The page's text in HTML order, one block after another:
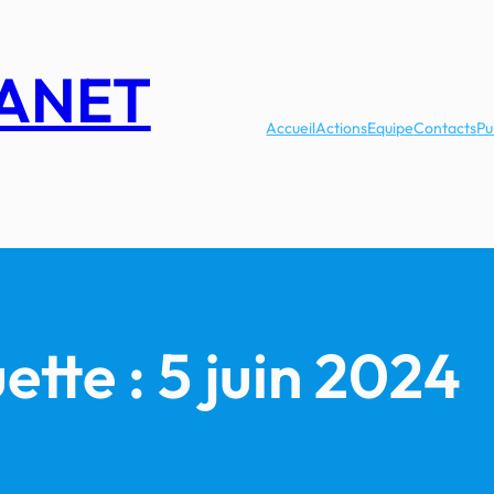
AccueilActionsEquipeContacts
: 5 juin 2024